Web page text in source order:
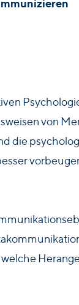
von
die